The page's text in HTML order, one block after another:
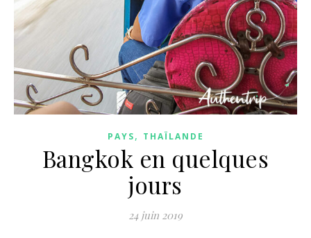
PAYS, THAÏLANDE
Bangkok en quelques
jours
24 juin 2019